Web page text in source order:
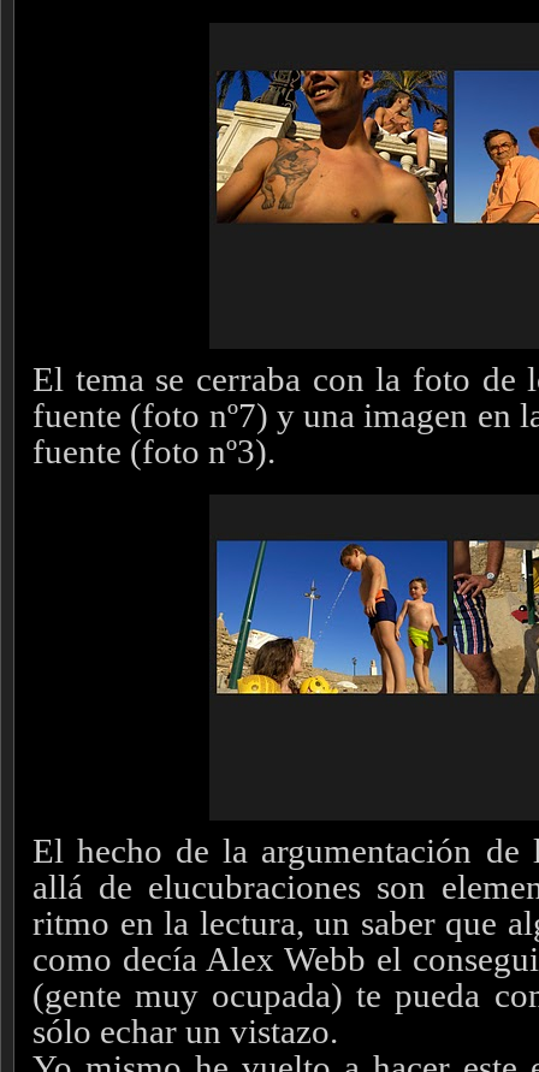
El tema se cerraba con la foto de
fuente (foto nº7) y una imagen en
fuente (foto nº3).
El hecho de la argumentación de
allá de elucubraciones son
ritmo en la lectura, un saber que
como decía Alex Webb el
(gente muy ocupada) te pueda
sólo echar un vistazo.